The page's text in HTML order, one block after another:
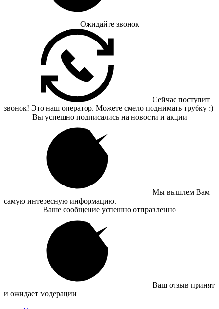
Ожидайте звонок
Сейчас поступит
звонок! Это наш оператор. Можете смело поднимать трубку :)
Вы успешно подписались на новости и акции
Мы вышлем Вам
самую интересную информацию.
Ваше сообщение успешно отправленно
Ваш отзыв принят
и ожидает модерации